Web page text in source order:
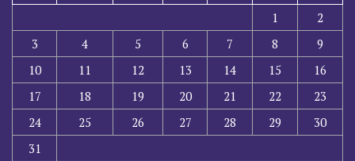
1
2
3
4 5 6 7 8
9
10
11 12 13 14 15
16
17
18 19 20 21 22
23
24
25 26 27 28 29
30
31